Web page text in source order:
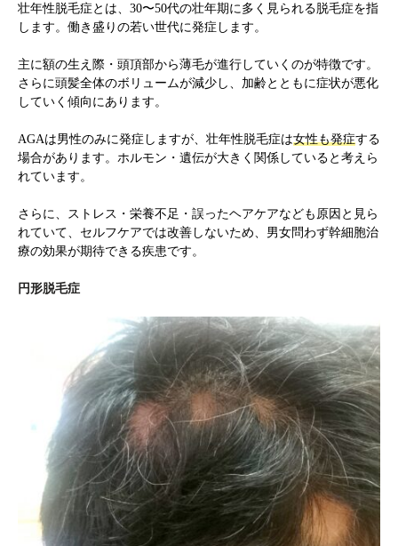
壮年性脱毛症とは、30〜50代の壮年期に多く見られる脱毛症を指
します。働き盛りの若い世代に発症します。
主に額の生え際・頭頂部から薄毛が進行していくのが特徴です。
さらに頭髪全体のボリュームが減少し、加齢とともに症状が悪化
していく傾向にあります。
AGAは男性のみに発症しますが、壮年性脱毛症は女性も発症する
場合があります。ホルモン・遺伝が大きく関係していると考えら
れています。
さらに、ストレス・栄養不足・誤ったヘアケアなども原因と見ら
れていて、セルフケアでは改善しないため、男女問わず幹細胞治
療の効果が期待できる疾患です。
円形脱毛症